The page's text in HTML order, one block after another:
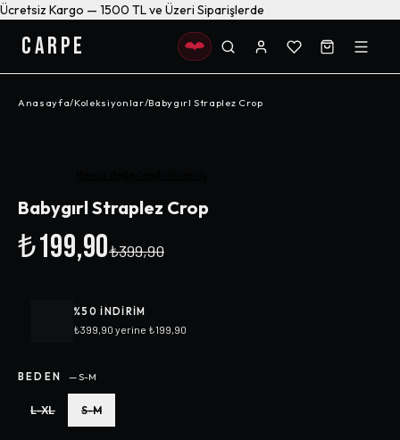
Ücretsiz Kargo — 1500 TL ve Üzeri Siparişlerde
CARPE
Anasayfa/Koleksiyonlar/Babygırl Straplez Crop
Babygırl Straplez Crop
₺199,90₺399,90
%50 INDIRIM
₺399,90 yerine ₺199,90
BEDEN —S-M
L-XL S-M